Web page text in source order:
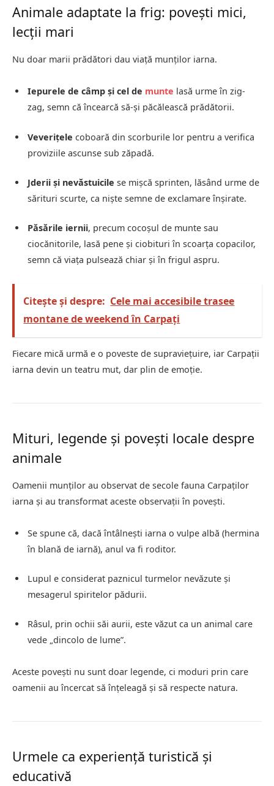
Animale adaptate la frig: povești mici,
lecții mari
Nu doar marii prădători dau viață munților iarna.
Iepurele de câmp și cel de munte lasă urme în zig-
zag, semn că încearcă să-și păcălească prădătorii.
Veverițele coboară din scorburile lor pentru a verifica
proviziile ascunse sub zăpadă.
Jderii și nevăstuicile se mișcă sprinten, lăsând urme de
sărituri scurte, ca niște semne de exclamare înșirate.
Păsările iernii, precum cocoșul de munte sau
ciocănitorile, lasă pene și ciobituri în scoarța copacilor,
semn că viața pulsează chiar și în frigul aspru.
Citește și despre: Cele mai accesibile trasee
montane de weekend în Carpați
Fiecare mică urmă e o poveste de supraviețuire, iar Carpații
iarna devin un teatru mut, dar plin de emoție.
Mituri, legende și povești locale despre
animale
Oamenii munților au observat de secole fauna Carpaților
iarna și au transformat aceste observații în povești.
Se spune că, dacă întâlnești iarna o vulpe albă (hermina
în blană de iarnă), anul va fi roditor.
Lupul e considerat paznicul turmelor nevăzute și
mesagerul spiritelor pădurii.
Râsul, prin ochii săi aurii, este văzut ca un animal care
vede „dincolo de lume”.
Aceste povești nu sunt doar legende, ci moduri prin care
oamenii au încercat să înțeleagă și să respecte natura.
Urmele ca experiență turistică și
educativă